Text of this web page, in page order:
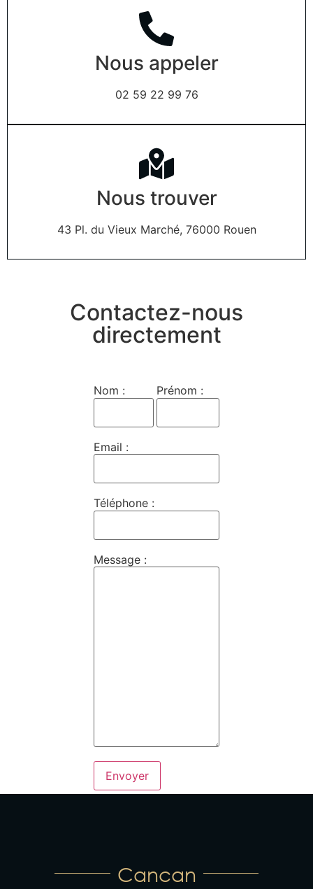
Nous appeler
02 59 22 99 76
Nous trouver
43 Pl. du Vieux Marché, 76000 Rouen
Contactez-nous
directement
Nom : Prénom :
Email :
Téléphone :
Message :
Cancan